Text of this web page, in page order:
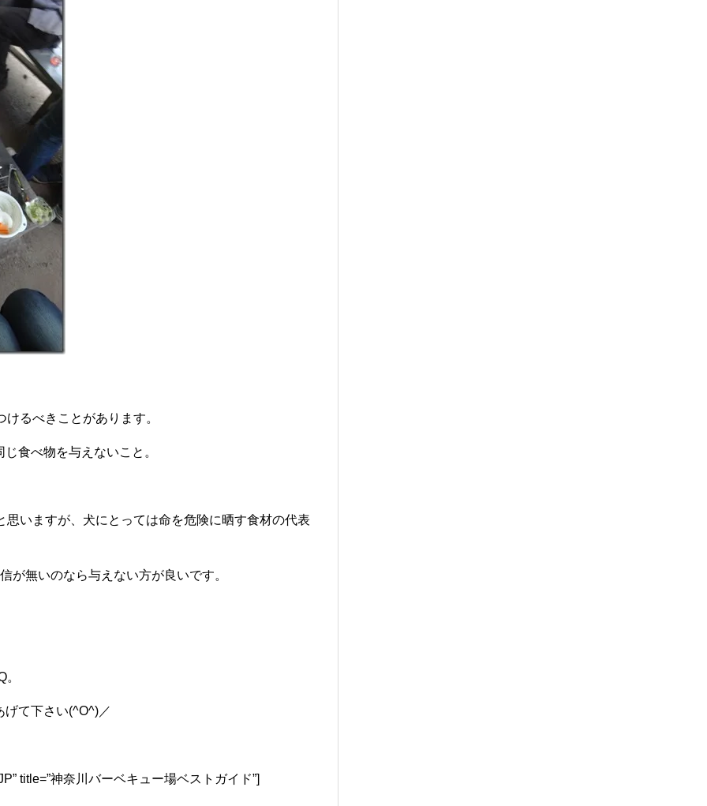
るべきことがあります。
食べ物を与えないこと。
いますが、犬にとっては命を危険に晒す食材の代表
が無いのなら与えない方が良いです。
て下さい(^O^)／
title=”神奈川バーベキュー場ベストガイド”]